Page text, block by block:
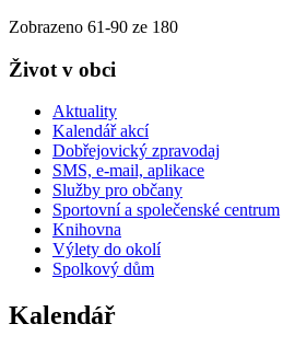
Zobrazeno 61-90 ze 180
Život v obci
Aktuality
Kalendář akcí
Dobřejovický zpravodaj
SMS, e-mail, aplikace
Služby pro občany
Sportovní a společenské centrum
Knihovna
Výlety do okolí
Spolkový dům
Kalendář